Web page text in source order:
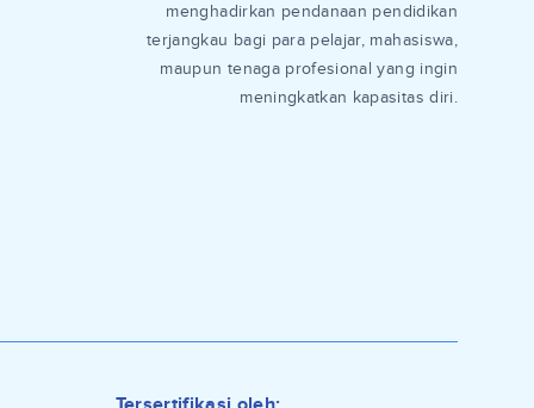
menghadirkan pendanaan pendidikan
terjangkau bagi para pelajar, mahasiswa,
maupun tenaga profesional yang ingin
meningkatkan kapasitas diri.